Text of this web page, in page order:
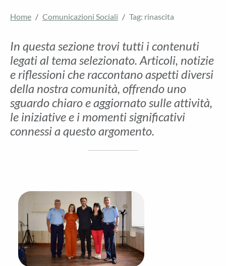
Home Comunicazioni Sociali Tag: rinascita
In questa sezione trovi tutti i contenuti
legati al tema selezionato. Articoli, notizie
e riflessioni che raccontano aspetti diversi
della nostra comunità, offrendo uno
sguardo chiaro e aggiornato sulle attività,
le iniziative e i momenti significativi
connessi a questo argomento.